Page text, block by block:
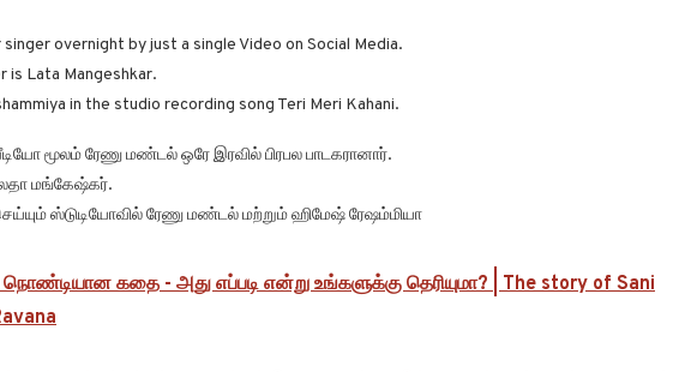
overnight by just a single Video on Social Media.
is Lata Mangeshkar.
in the studio recording song Teri Meri Kahani.
மூலம் ரேணு மண்டல் ஒரே இரவில் பிரபல பாடகரானார்.
லதா மங்கேஷ்கர்.
செய்யும் ஸ்டுடியோவில் ரேணு மண்டல் மற்றும் ஹிமேஷ் ரேஷம்மியா
கதை - அது எப்படி என்று உங்களுக்கு தெரியுமா? | The story of Sani